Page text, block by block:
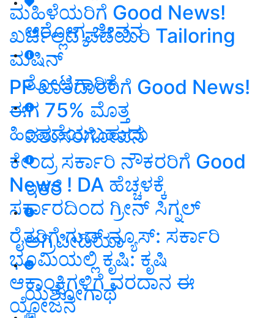
ಆರೋಗ್ಯ ಜೀವನ
ತೋಟಗಾರಿಕೆ
ಪಶುಸಂಗೋಪನೆ
ಇತರೆ
ಅಗ್ರಿಪೀಡಿಯಾ
ಯಶೋಗಾಥೆ
ಮಹಿಳೆಯರಿಗೆ Good News!
ಖರ್ಚಿಲ್ಲದೆ ಪಡೆಯಿರಿ Tailoring
ಮಷಿನ್
PF ಖಾತೆದಾರರಿಗೆ Good News!
ಈಗ 75% ಮೊತ್ತ
ಹಿಂಪಡೆಯಬಹುದು
ಕೇಂದ್ರ ಸರ್ಕಾರಿ ನೌಕರರಿಗೆ Good
News ! DA ಹೆಚ್ಚಳಕ್ಕೆ
ಸರ್ಕಾರದಿಂದ ಗ್ರೀನ್‌ ಸಿಗ್ನಲ್‌
ರೈತರಿಗೆ ಗುಡ್ ನ್ಯೂಸ್: ಸರ್ಕಾರಿ
ಭೂಮಿಯಲ್ಲಿ ಕೃಷಿ: ಕೃಷಿ
ಆಕಾಂಕ್ಷಿಗಳಿಗೆ ವರದಾನ ಈ
ಯೋಜನೆ